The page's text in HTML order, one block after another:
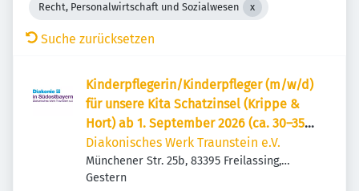
Recht, Personalwirtschaft und Sozialwesen
Suche zurücksetzen
Kinderpflegerin/Kinderpfleger (m/w/d)
für unsere Kita Schatzinsel (Krippe &
Hort) ab 1. September 2026 (ca. 30–35
Std./Woche) – Freilassing
Diakonisches Werk Traunstein e.V.
Münchener Str. 25b, 83395 Freilassing,
Deutschland
Veröffentlicht
Gestern